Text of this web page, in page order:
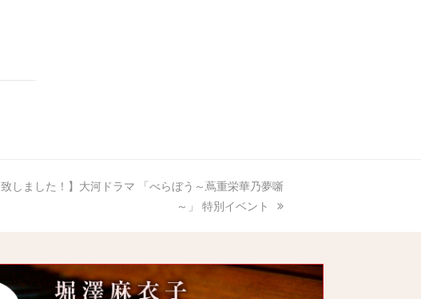
しました！】大河ドラマ 「べらぼう～蔦重栄華乃夢噺
～」 特別イベント